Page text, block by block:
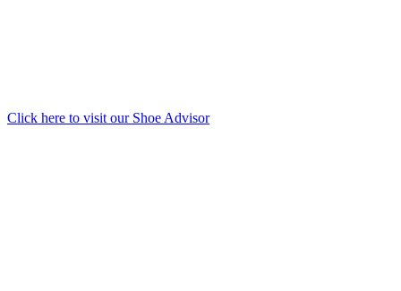
Click here to visit our Shoe Advisor